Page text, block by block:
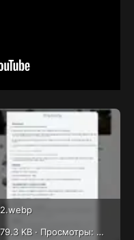
2.webp
79.3 KB · Просмотры: 767